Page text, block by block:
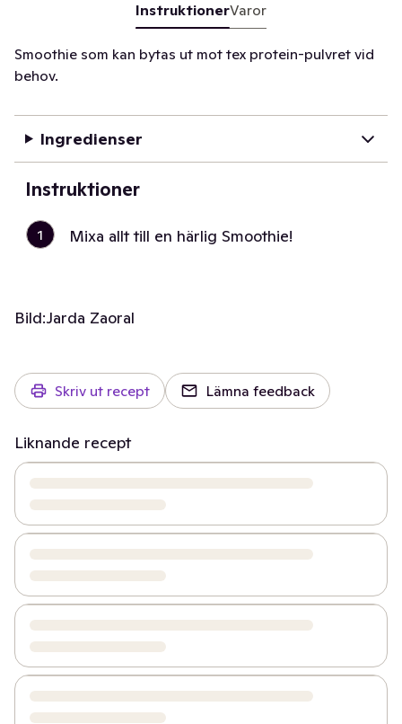
InstruktionerVaror
Smoothie som kan bytas ut mot tex protein-pulvret vid
behov.
Ingredienser
Instruktioner
1 Mixa allt till en härlig Smoothie!
Bild:Jarda Zaoral
Skriv ut recept Lämna feedback
Liknande recept